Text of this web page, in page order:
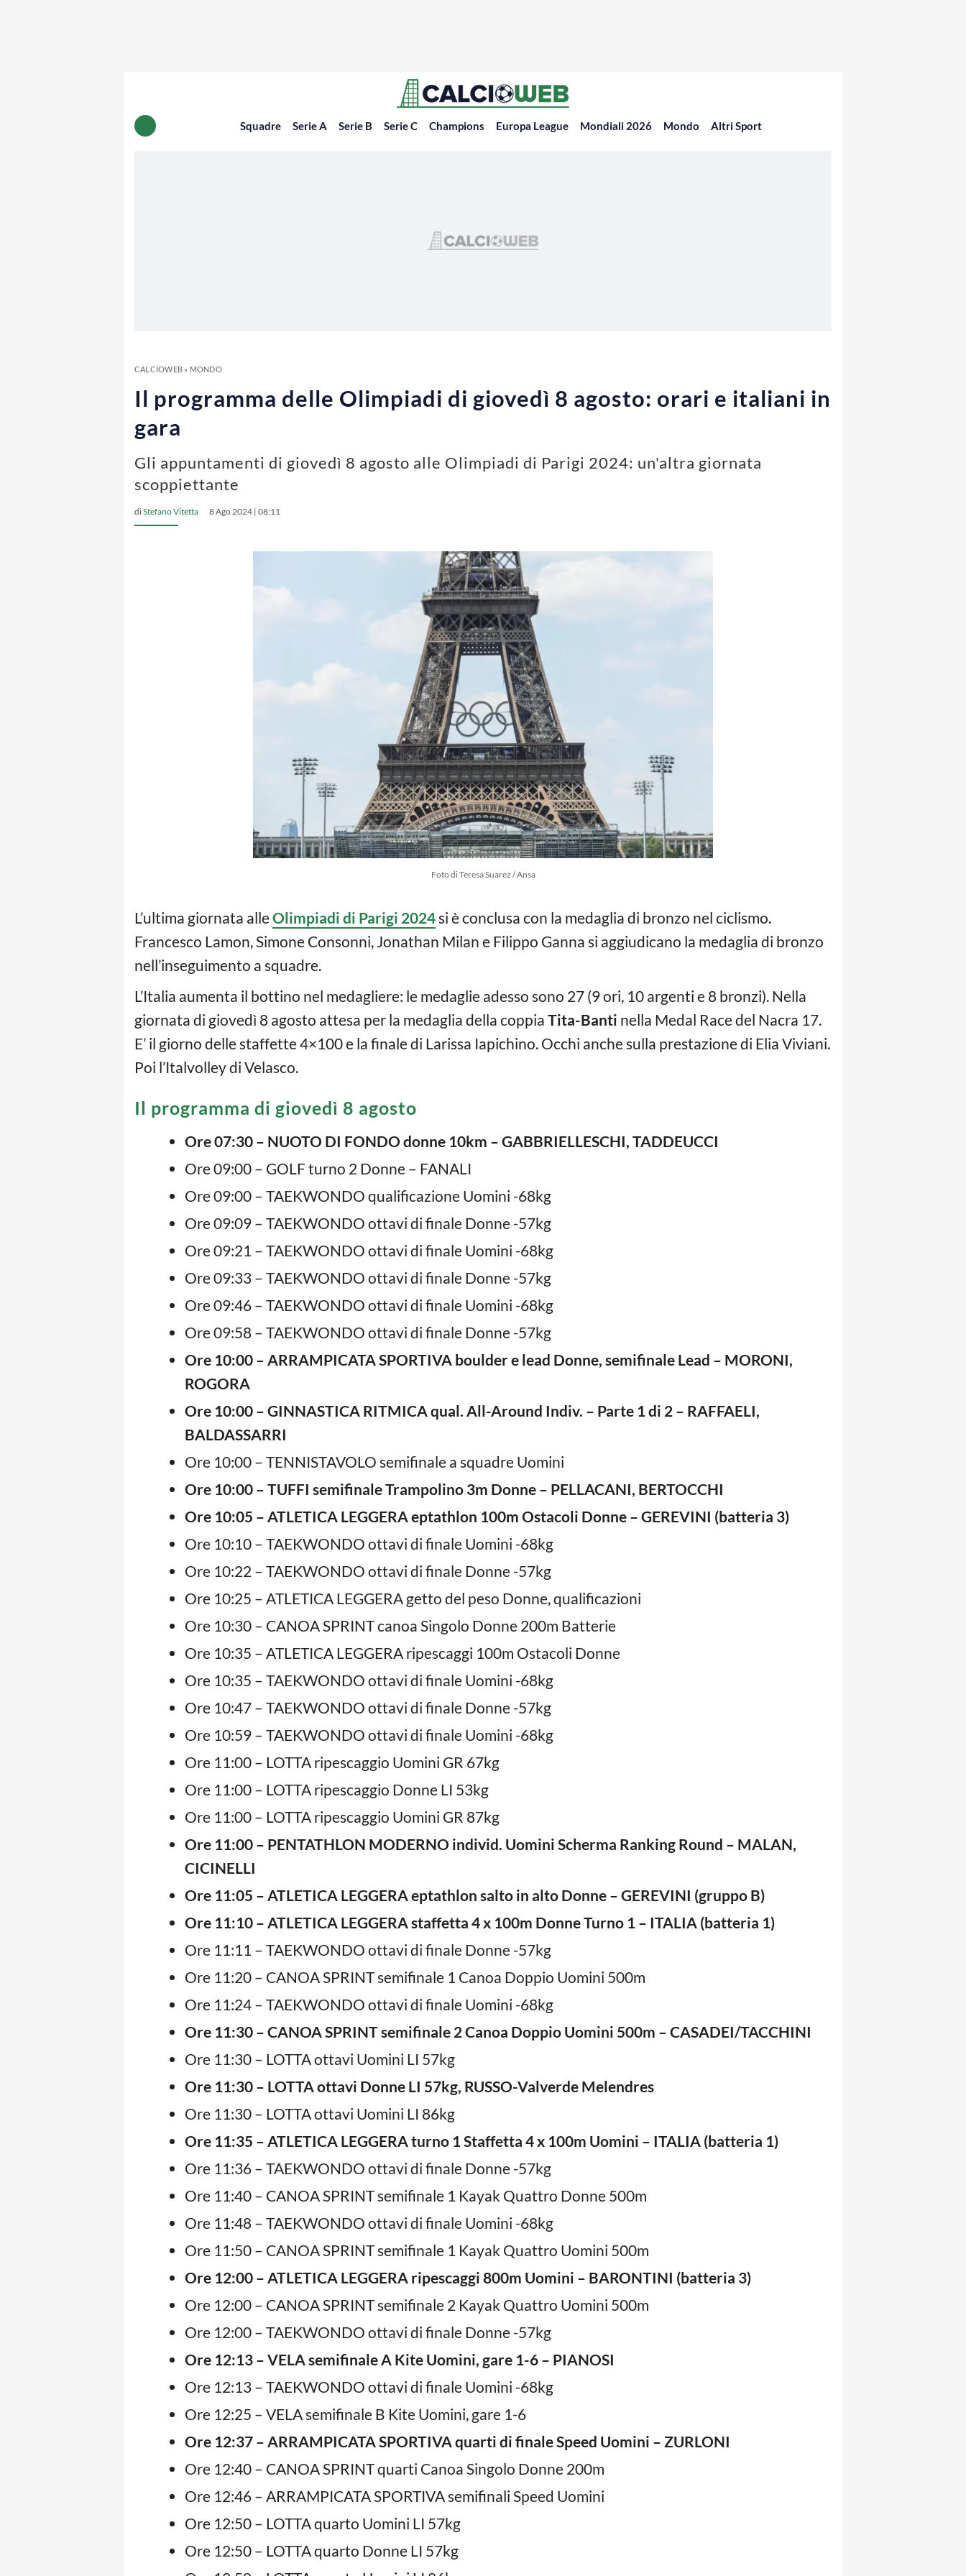
Squadre Serie A Serie B Serie C Champions Europa League Mondiali 2026 Mondo Altri Sport
CALCIOWEB» MONDO
Il programma delle Olimpiadi di giovedì 8 agosto: orari e italiani in
gara
Gli appuntamenti di giovedì 8 agosto alle Olimpiadi di Parigi 2024: un'altra giornata
scoppiettante
diStefano Vitetta 8 Ago 2024 | 08:11
Foto di Teresa Suarez / Ansa
L’ultima giornata alleOlimpiadi di Parigi 2024si è conclusa con la medaglia di bronzo nel ciclismo.
Francesco Lamon, Simone Consonni, Jonathan Milan e Filippo Ganna si aggiudicano la medaglia di bronzo
nell’inseguimento a squadre.
L’Italia aumenta il bottino nel medagliere: le medaglie adesso sono 27 (9 ori, 10 argenti e 8 bronzi). Nella
giornata di giovedì 8 agosto attesa per la medaglia della coppia Tita-Banti nella Medal Race del Nacra 17.
E’ il giorno delle staffette 4×100 e la finale di Larissa Iapichino. Occhi anche sulla prestazione di Elia Viviani.
Poi l’Italvolley di Velasco.
Il programma di giovedì 8 agosto
Ore 07:30 – NUOTO DI FONDO donne 10km – GABBRIELLESCHI, TADDEUCCI
Ore 09:00 – GOLF turno 2 Donne – FANALI
Ore 09:00 – TAEKWONDO qualificazione Uomini -68kg
Ore 09:09 – TAEKWONDO ottavi di finale Donne -57kg
Ore 09:21 – TAEKWONDO ottavi di finale Uomini -68kg
Ore 09:33 – TAEKWONDO ottavi di finale Donne -57kg
Ore 09:46 – TAEKWONDO ottavi di finale Uomini -68kg
Ore 09:58 – TAEKWONDO ottavi di finale Donne -57kg
Ore 10:00 – ARRAMPICATA SPORTIVA boulder e lead Donne, semifinale Lead – MORONI,
ROGORA
Ore 10:00 – GINNASTICA RITMICA qual. All-Around Indiv. – Parte 1 di 2 – RAFFAELI,
BALDASSARRI
Ore 10:00 – TENNISTAVOLO semifinale a squadre Uomini
Ore 10:00 – TUFFI semifinale Trampolino 3m Donne – PELLACANI, BERTOCCHI
Ore 10:05 – ATLETICA LEGGERA eptathlon 100m Ostacoli Donne – GEREVINI (batteria 3)
Ore 10:10 – TAEKWONDO ottavi di finale Uomini -68kg
Ore 10:22 – TAEKWONDO ottavi di finale Donne -57kg
Ore 10:25 – ATLETICA LEGGERA getto del peso Donne, qualificazioni
Ore 10:30 – CANOA SPRINT canoa Singolo Donne 200m Batterie
Ore 10:35 – ATLETICA LEGGERA ripescaggi 100m Ostacoli Donne
Ore 10:35 – TAEKWONDO ottavi di finale Uomini -68kg
Ore 10:47 – TAEKWONDO ottavi di finale Donne -57kg
Ore 10:59 – TAEKWONDO ottavi di finale Uomini -68kg
Ore 11:00 – LOTTA ripescaggio Uomini GR 67kg
Ore 11:00 – LOTTA ripescaggio Donne LI 53kg
Ore 11:00 – LOTTA ripescaggio Uomini GR 87kg
Ore 11:00 – PENTATHLON MODERNO individ. Uomini Scherma Ranking Round – MALAN,
CICINELLI
Ore 11:05 – ATLETICA LEGGERA eptathlon salto in alto Donne – GEREVINI (gruppo B)
Ore 11:10 – ATLETICA LEGGERA staffetta 4 x 100m Donne Turno 1 – ITALIA (batteria 1)
Ore 11:11 – TAEKWONDO ottavi di finale Donne -57kg
Ore 11:20 – CANOA SPRINT semifinale 1 Canoa Doppio Uomini 500m
Ore 11:24 – TAEKWONDO ottavi di finale Uomini -68kg
Ore 11:30 – CANOA SPRINT semifinale 2 Canoa Doppio Uomini 500m – CASADEI/TACCHINI
Ore 11:30 – LOTTA ottavi Uomini LI 57kg
Ore 11:30 – LOTTA ottavi Donne LI 57kg, RUSSO-Valverde Melendres
Ore 11:30 – LOTTA ottavi Uomini LI 86kg
Ore 11:35 – ATLETICA LEGGERA turno 1 Staffetta 4 x 100m Uomini – ITALIA (batteria 1)
Ore 11:36 – TAEKWONDO ottavi di finale Donne -57kg
Ore 11:40 – CANOA SPRINT semifinale 1 Kayak Quattro Donne 500m
Ore 11:48 – TAEKWONDO ottavi di finale Uomini -68kg
Ore 11:50 – CANOA SPRINT semifinale 1 Kayak Quattro Uomini 500m
Ore 12:00 – ATLETICA LEGGERA ripescaggi 800m Uomini – BARONTINI (batteria 3)
Ore 12:00 – CANOA SPRINT semifinale 2 Kayak Quattro Uomini 500m
Ore 12:00 – TAEKWONDO ottavi di finale Donne -57kg
Ore 12:13 – VELA semifinale A Kite Uomini, gare 1-6 – PIANOSI
Ore 12:13 – TAEKWONDO ottavi di finale Uomini -68kg
Ore 12:25 – VELA semifinale B Kite Uomini, gare 1-6
Ore 12:37 – ARRAMPICATA SPORTIVA quarti di finale Speed Uomini – ZURLONI
Ore 12:40 – CANOA SPRINT quarti Canoa Singolo Donne 200m
Ore 12:46 – ARRAMPICATA SPORTIVA semifinali Speed Uomini
Ore 12:50 – LOTTA quarto Uomini LI 57kg
Ore 12:50 – LOTTA quarto Donne LI 57kg